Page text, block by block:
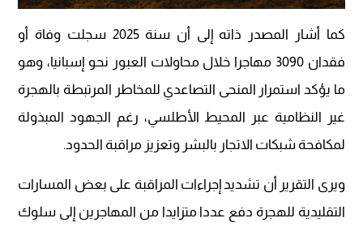
كما أشار المصدر ذاته إلى أن سنة 2025 سجلت وفاة أو
فقدان 3090 مهاجرا خلال محاولات العبور نحو إسبانيا، وهو
ما يؤكد استمرار المنحى التصاعدي للمخاطر المرتبطة بالهجرة
غير النظامية عبر المحيط الأطلسي، رغم الجهود المبذولة
لمكافحة شبكات الاتجار بالبشر وتعزيز مراقبة الحدود.
ويرى التقرير أن تشديد إجراءات المراقبة على بعض المسارات
التقليدية للهجرة دفع عددا متزايدا من المهاجرين إلى سلوك